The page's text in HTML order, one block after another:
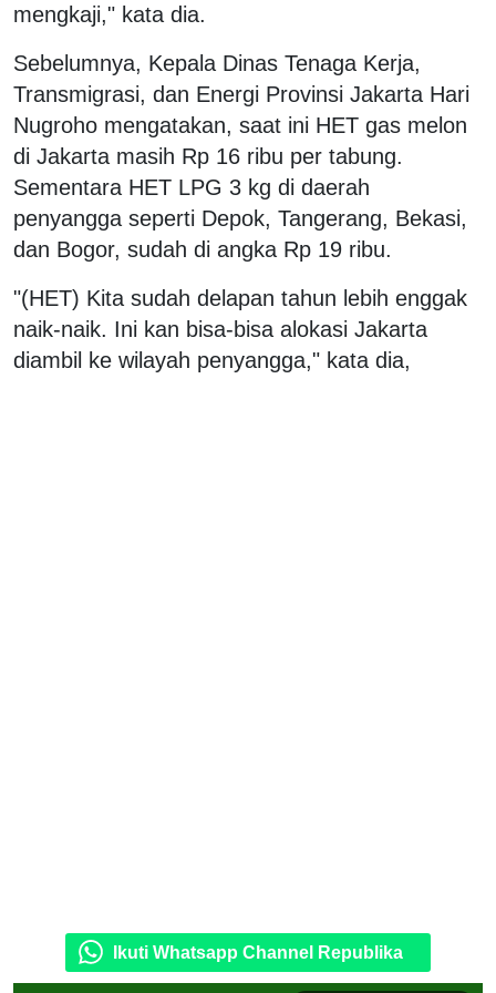
mengkaji," kata dia.
Sebelumnya, Kepala Dinas Tenaga Kerja,
Transmigrasi, dan Energi Provinsi Jakarta Hari
Nugroho mengatakan, saat ini HET gas melon
di Jakarta masih Rp 16 ribu per tabung.
Sementara HET LPG 3 kg di daerah
penyangga seperti Depok, Tangerang, Bekasi,
dan Bogor, sudah di angka Rp 19 ribu.
"(HET) Kita sudah delapan tahun lebih enggak
naik-naik. Ini kan bisa-bisa alokasi Jakarta
diambil ke wilayah penyangga," kata dia,
Ikuti Whatsapp Channel Republika